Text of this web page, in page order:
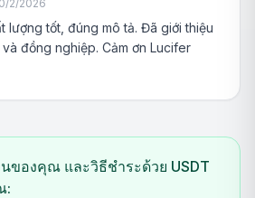
2/2026
lượng tốt, đúng mô tả. Đã giới thiệu
đồng nghiệp. Cảm ơn Lucifer
นของคุณ และวิธีชำระด้วย USDT
: